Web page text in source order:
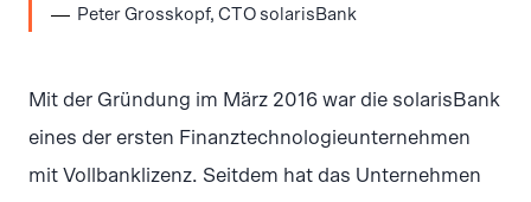
Peter Grosskopf, CTO solarisBank
Mit der Gründung im März 2016 war die solarisBank
eines der ersten Finanztechnologieunternehmen
mit Vollbanklizenz. Seitdem hat das Unternehmen